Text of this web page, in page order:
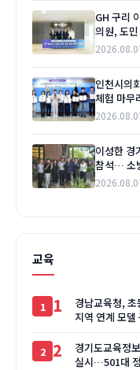
GH 구리
의원, 도
인천시의
체험 마무
이성한 경
참석… 소
교육
1
경남교육청,
지역 연계 모델
2
경기도교육정
실시…501대